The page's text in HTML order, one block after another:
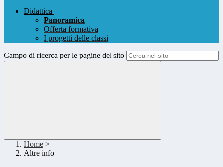
Didattica
Panoramica
Offerta formativa
I progetti delle classi
Campo di ricerca per le pagine del sito
Home >
Altre info